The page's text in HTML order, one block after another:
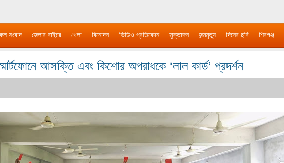
সংবাদ জেলার বাইরে খেলা বিনোদন ভিডিও প্রতিবেদন মুক্তাঙ্গন জন্মমৃত্যু দিনের ছবি শিবগঞ্জ
আসক্তি এবং কিশোর অপরাধকে ‘লাল কার্ড’ প্রদর্শন